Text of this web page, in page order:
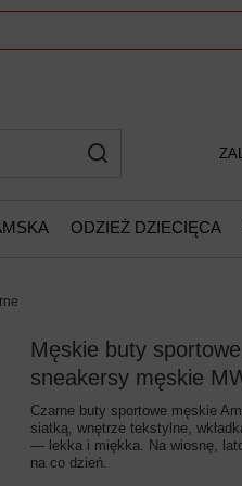
ODZIEŻ DZIECIĘCA
Męskie buty
sneakersy męskie
Czarne buty sportowe męskie
siatką, wnętrze tekstylne,
— lekka i miękka. Na wiosnę,
na co dzień.